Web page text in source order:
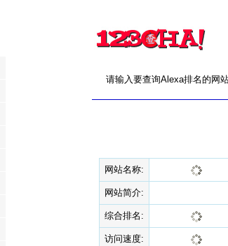
请输入要查询Alexa排名的网
网站名称:
网站简介:
综合排名:
访问速度: